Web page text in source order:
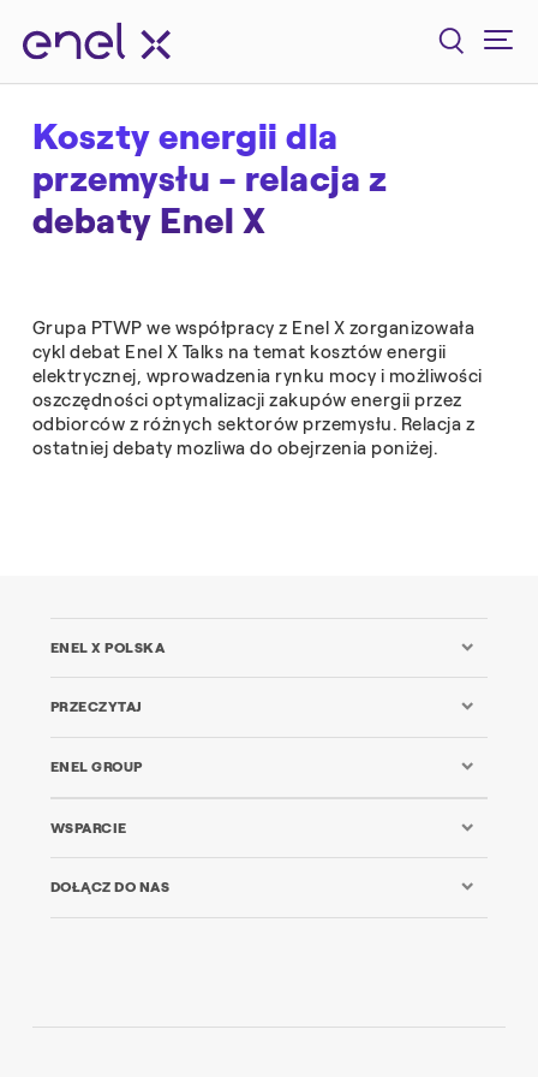
Koszty energii dla
przemysłu - relacja z
debaty Enel X
Grupa PTWP we współpracy z Enel X zorganizowała
cykl debat Enel X Talks na temat kosztów energii
elektrycznej, wprowadzenia rynku mocy i możliwości
oszczędności optymalizacji zakupów energii przez
odbiorców z różnych sektorów przemysłu. Relacja z
ostatniej debaty mozliwa do obejrzenia poniżej.
ENEL X POLSKA
PRZECZYTAJ
ENEL GROUP
WSPARCIE
DOŁĄCZ DO NAS